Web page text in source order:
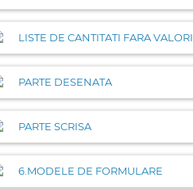
LISTE DE CANTITATI FARA VALORI
PARTE DESENATA
PARTE SCRISA
6.MODELE DE FORMULARE